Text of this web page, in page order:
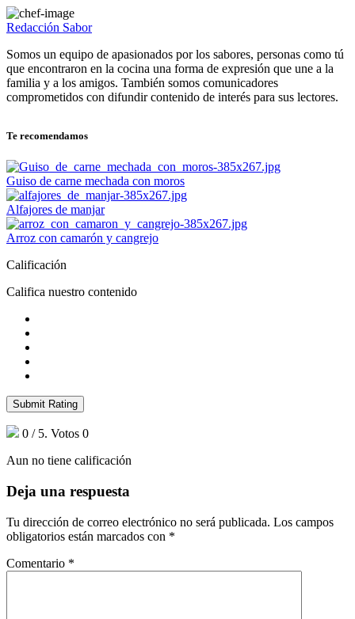
Redacción Sabor
Somos un equipo de apasionados por los sabores, personas como tú
que encontraron en la cocina una forma de expresión que une a la
familia y a los amigos. También somos comunicadores
comprometidos con difundir contenido de interés para sus lectores.
Te recomendamos
Guiso de carne mechada con moros
Alfajores de manjar
Arroz con camarón y cangrejo
Calificación
Califica nuestro contenido
Submit Rating
0 / 5. Votos 0
Aun no tiene calificación
Deja una respuesta
Tu dirección de correo electrónico no será publicada. Los campos
obligatorios están marcados con *
Comentario *